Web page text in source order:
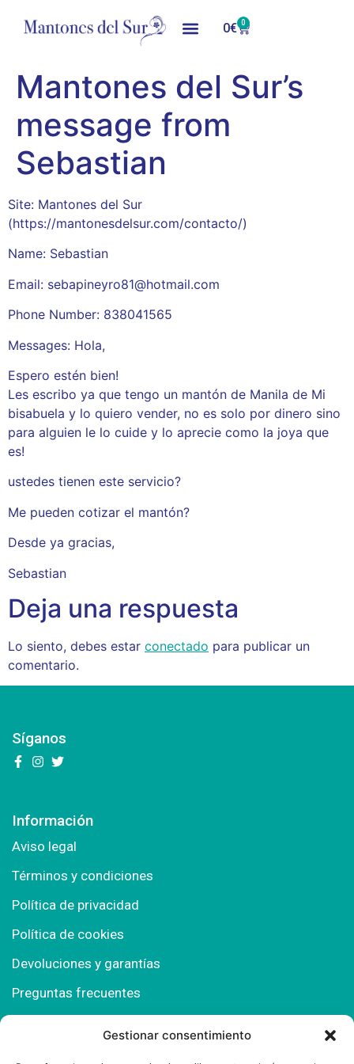
Gestionar consentimiento
0€ 0
Mantones del Sur’s
message from
Sebastian
Site: Mantones del Sur
(https://mantonesdelsur.com/contacto/)
Name: Sebastian
Email: sebapineyro81@hotmail.com
Phone Number: 838041565
Messages: Hola,
Espero estén bien!
Les escribo ya que tengo un mantón de Manila de Mi
bisabuela y lo quiero vender, no es solo por dinero sino
para alguien le lo cuide y lo aprecie como la joya que
es!
ustedes tienen este servicio?
Me pueden cotizar el mantón?
Desde ya gracias,
Sebastian
Deja una respuesta
Lo siento, debes estar conectado para publicar un
comentario.
Síganos
Información
Aviso legal
Términos y condiciones
Política de privacidad
Política de cookies
Devoluciones y garantías
Preguntas frecuentes